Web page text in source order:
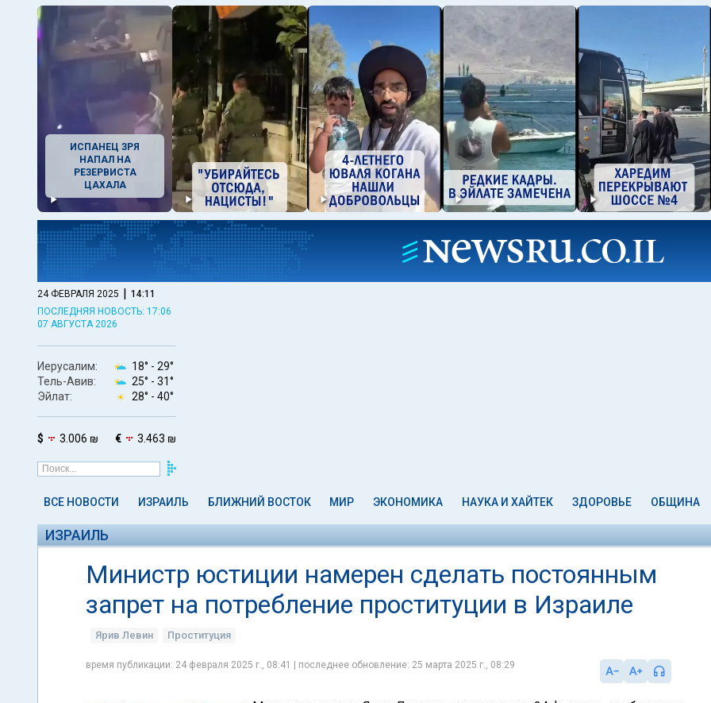
ИСПАНЕЦ ЗРЯ
НАПАЛ НА
РЕЗЕРВИСТА
ЦАХАЛА
24 ФЕВРАЛЯ 2025 | 14:11
ПОСЛЕДНЯЯ НОВОСТЬ: 17:06
07 АВГУСТА 2026
Иерусалим: 18° - 29°
Тель-Авив:
25° - 31°
Эйлат:
28° - 40°
$ 3.006 ₪ € 3.463 ₪
ВСЕ НОВОСТИ ИЗРАИЛЬ БЛИЖНИЙ ВОСТОК МИР ЭКОНОМИКА НАУКА И ХАЙТЕК ЗДОРОВЬЕ ОБЩИНА
ИЗРАИЛЬ
Министр юстиции намерен сделать постоянным
запрет на потребление проституции в Израиле
Ярив Левин Проституция
время публикации: 24 февраля 2025 г., 08:41 | последнее обновление: 25 марта 2025 г., 08:29